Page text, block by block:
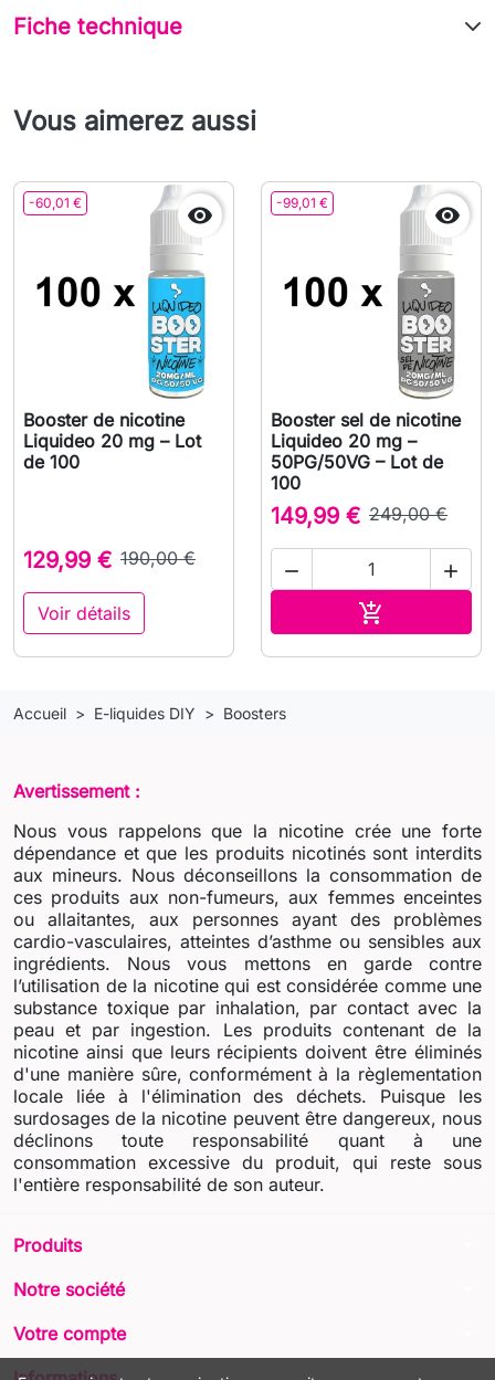
Fiche technique
Vous aimerez aussi
-60,01 € 
Booster de nicotine
Liquideo 20 mg – Lot
de 100
129,99 € 190,00 €
Voir détails
-99,01 € 
Booster sel de nicotine
Liquideo 20 mg –
50PG/50VG – Lot de
100
149,99 € 249,00 €
 

Accueil E-liquides DIY Boosters
Avertissement :
Nous vous rappelons que la nicotine crée une forte
dépendance et que les produits nicotinés sont interdits
aux mineurs. Nous déconseillons la consommation de
ces produits aux non-fumeurs, aux femmes enceintes
ou allaitantes, aux personnes ayant des problèmes
cardio-vasculaires, atteintes d’asthme ou sensibles aux
ingrédients. Nous vous mettons en garde contre
l’utilisation de la nicotine qui est considérée comme une
substance toxique par inhalation, par contact avec la
peau et par ingestion. Les produits contenant de la
nicotine ainsi que leurs récipients doivent être éliminés
d'une manière sûre, conformément à la règlementation
locale liée à l'élimination des déchets. Puisque les
surdosages de la nicotine peuvent être dangereux, nous
déclinons toute responsabilité quant à une
consommation excessive du produit, qui reste sous
l'entière responsabilité de son auteur.
Produits
Notre société
Votre compte